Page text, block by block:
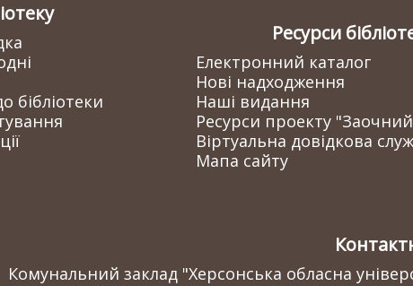
бібліотеки
Ресурси
Електронний каталог
Нові надходження
Наші видання
Ресурси проекту
Віртуальна довідкова
Мапа сайту
Комунальний заклад "Херсонська обласна